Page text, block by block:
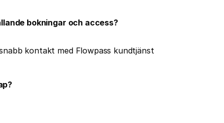
bokningar och access?
kontakt med Flowpass kundtjänst